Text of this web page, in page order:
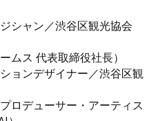
シャン／渋谷区観光協会
ムス 代表取締役社長）
ョンデザイナー／渋谷区観
ロデューサー・アーティス